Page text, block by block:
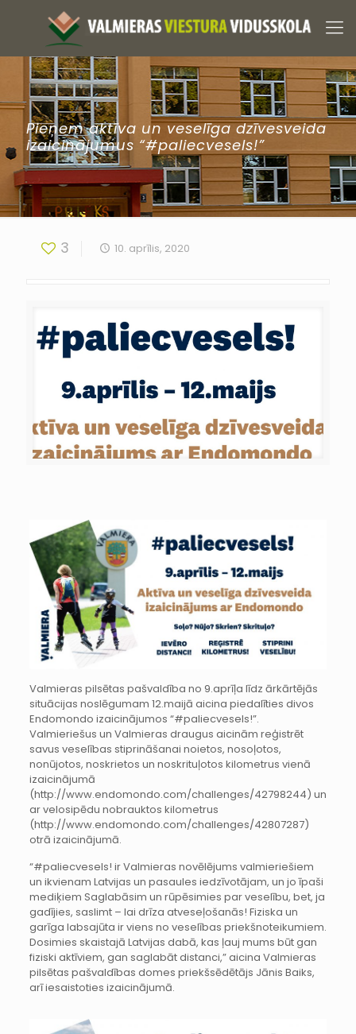
Pieņem aktīva un veselīga dzīvesveida
izaicinājumus “#paliecvesels!”
3 10. aprīlis, 2020
Valmieras pilsētas pašvaldība no 9.aprīļa līdz ārkārtējās
situācijas noslēgumam 12.maijā aicina piedalīties divos
Endomondo izaicinājumos “#paliecvesels!”.
Valmieriešus un Valmieras draugus aicinām reģistrēt
savus veselības stiprināšanai noietos, nosoļotos,
nonūjotos, noskrietos un noskrituļotos kilometrus vienā
izaicinājumā
(http://www.endomondo.com/challenges/42798244) un
ar velosipēdu nobrauktos kilometrus
(http://www.endomondo.com/challenges/42807287)
otrā izaicinājumā.
“#paliecvesels! ir Valmieras novēlējums valmieriešiem
un ikvienam Latvijas un pasaules iedzīvotājam, un jo īpaši
mediķiem Saglabāsim un rūpēsimies par veselību, bet, ja
gadījies, saslimt – lai drīza atveseļošanās! Fiziska un
garīga labsajūta ir viens no veselības priekšnoteikumiem.
Dosimies skaistajā Latvijas dabā, kas ļauj mums būt gan
fiziski aktīviem, gan saglabāt distanci,” aicina Valmieras
pilsētas pašvaldības domes priekšsēdētājs Jānis Baiks,
arī iesaistoties izaicinājumā.